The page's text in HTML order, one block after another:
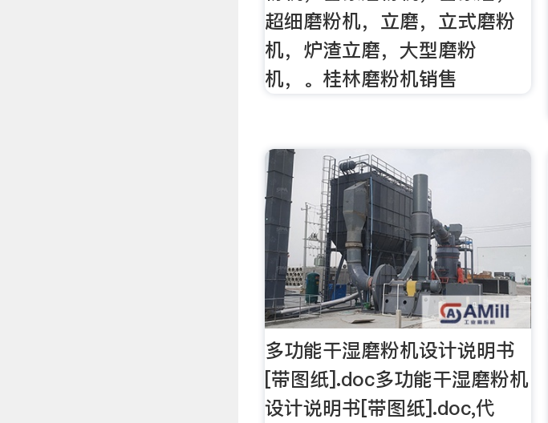
超细磨粉机，立磨，立式磨粉
机，炉渣立磨，大型磨粉
机，。桂林磨粉机销售
多功能干湿磨粉机设计说明书
[带图纸].doc多功能干湿磨粉机
设计说明书[带图纸].doc,代